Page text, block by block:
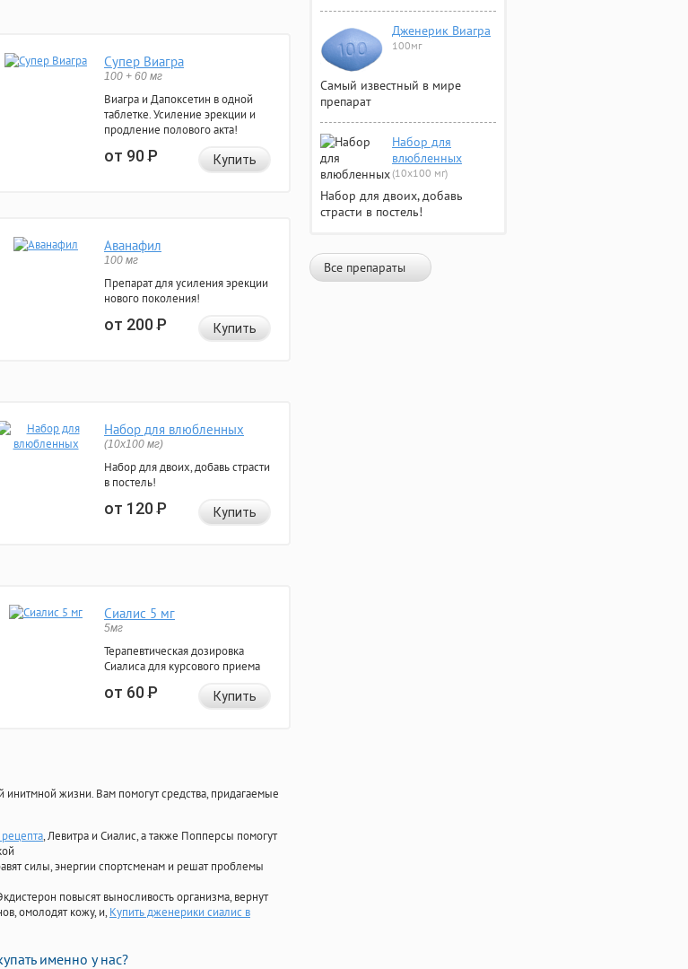
Супер Виагра
100 + 60 мг
Виагра и Дапоксетин в одной
таблетке. Усиление эрекции и
продление полового акта!
от 90Р Купить
Аванафил
100 мг
Препарат для усиления эрекции
нового поколения!
от 200Р Купить
Набор для влюбленных
(10х100 мг)
Набор для двоих, добавь страсти
в постель!
от 120Р Купить
Сиалис 5 мг
5мг
Терапевтическая дозировка
Сиалиса для курсового приема
от 60Р Купить
жизни. Вам помогут средства, придагаемые
, Левитра и Сиалис, а также Попперсы помогут
силы, энергии спортсменам и решат проблемы
повысят выносливость организма, вернут
омолодят кожу, и, Купить дженерики сиалис в
именно у нас?
Дженерик Виагра
100мг
Самый известный в мире
препарат
Набор для
влюбленных
(10х100 мг)
Набор для двоих, добавь
страсти в постель!
Все препараты